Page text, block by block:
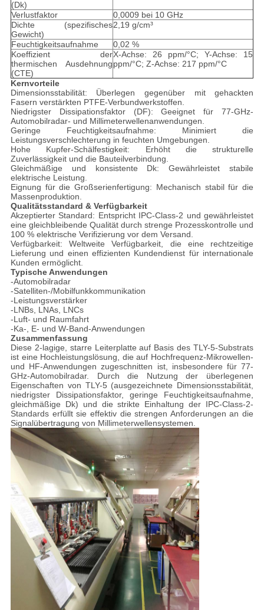
(Dk)
Verlustfaktor
0,0009 bei 10 GHz
Dichte (spezifisches
Gewicht)
2,19 g/cm³
Feuchtigkeitsaufnahme
0,02 %
Koeffizient der
thermischen Ausdehnung
(CTE)
X-Achse: 26 ppm/°C; Y-Achse: 15
ppm/°C; Z-Achse: 217 ppm/°C
Kernvorteile
Dimensionsstabilität: Überlegen gegenüber mit gehackten
Fasern verstärkten PTFE-Verbundwerkstoffen.
Niedrigster Dissipationsfaktor (DF): Geeignet für 77-GHz-
Automobilradar- und Millimeterwellenanwendungen.
Geringe Feuchtigkeitsaufnahme: Minimiert die
Leistungsverschlechterung in feuchten Umgebungen.
Hohe Kupfer-Schälfestigkeit: Erhöht die strukturelle
Zuverlässigkeit und die Bauteilverbindung.
Gleichmäßige und konsistente Dk: Gewährleistet stabile
elektrische Leistung.
Eignung für die Großserienfertigung: Mechanisch stabil für die
Massenproduktion.
Qualitätsstandard & Verfügbarkeit
Akzeptierter Standard: Entspricht IPC-Class-2 und gewährleistet
eine gleichbleibende Qualität durch strenge Prozesskontrolle und
100 % elektrische Verifizierung vor dem Versand.
Verfügbarkeit: Weltweite Verfügbarkeit, die eine rechtzeitige
Lieferung und einen effizienten Kundendienst für internationale
Kunden ermöglicht.
Typische Anwendungen
-Automobilradar
-Satelliten-/Mobilfunkkommunikation
-Leistungsverstärker
-LNBs, LNAs, LNCs
-Luft- und Raumfahrt
-Ka-, E- und W-Band-Anwendungen
Zusammenfassung
Diese 2-lagige, starre Leiterplatte auf Basis des TLY-5-Substrats
ist eine Hochleistungslösung, die auf Hochfrequenz-Mikrowellen-
und HF-Anwendungen zugeschnitten ist, insbesondere für 77-
GHz-Automobilradar. Durch die Nutzung der überlegenen
Eigenschaften von TLY-5 (ausgezeichnete Dimensionsstabilität,
niedrigster Dissipationsfaktor, geringe Feuchtigkeitsaufnahme,
gleichmäßige Dk) und die strikte Einhaltung der IPC-Class-2-
Standards erfüllt sie effektiv die strengen Anforderungen an die
Signalübertragung von Millimeterwellensystemen.